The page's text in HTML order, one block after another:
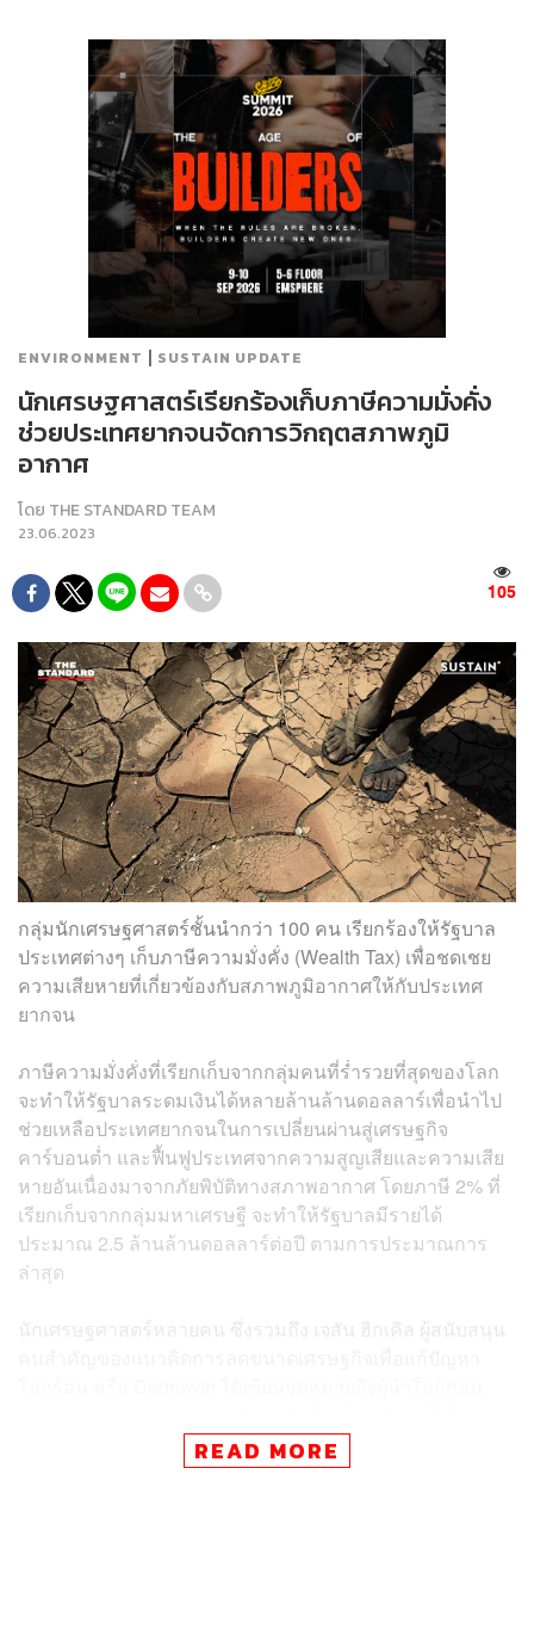
ENVIRONMENT | SUSTAIN UPDATE
นักเศรษฐศาสตร์เรียกร้องเก็บภาษีความมั่งคั่ง
ช่วยประเทศยากจนจัดการวิกฤตสภาพภูมิ
อากาศ
โดย THE STANDARD TEAM
23.06.2023
105
กลุ่มนักเศรษฐศาสตร์ชั้นนำกว่า 100 คน เรียกร้องให้รัฐบาล
ประเทศต่างๆ เก็บภาษีความมั่งคั่ง (Wealth Tax) เพื่อชดเชย
ความเสียหายที่เกี่ยวข้องกับสภาพภูมิอากาศให้กับประเทศ
ยากจน
ภาษีความมั่งคั่งที่เรียกเก็บจากกลุ่มคนที่ร่ำรวยที่สุดของโลก
จะทำให้รัฐบาลระดมเงินได้หลายล้านล้านดอลลาร์เพื่อนำไป
ช่วยเหลือประเทศยากจนในการเปลี่ยนผ่านสู่เศรษฐกิจ
คาร์บอนต่ำ และฟื้นฟูประเทศจากความสูญเสียและความเสีย
หายอันเนื่องมาจากภัยพิบัติทางสภาพอากาศ โดยภาษี 2% ที่
เรียกเก็บจากกลุ่มมหาเศรษฐี จะทำให้รัฐบาลมีรายได้
ประมาณ 2.5 ล้านล้านดอลลาร์ต่อปี ตามการประมาณการ
ล่าสุด
นักเศรษฐศาสตร์หลายคน ซึ่งรวมถึง เจสัน ฮิกเคิล ผู้สนับสนุน
เศรษฐศาสตร์กลุ่มนี้เรียกร้องให้เก็บภาษี 1.5% สำหรับ
อุณหภูมิ 1.5 องศาเซลเซียส หวังช่วยจำกัดไม่ให้อุณหภูมิโลก
READ MORE